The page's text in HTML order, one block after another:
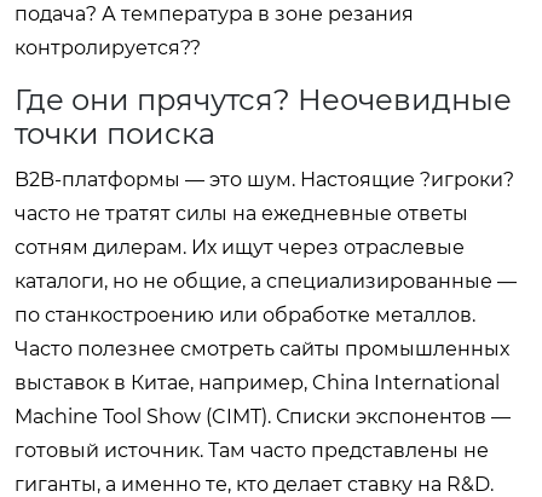
подача? А температура в зоне резания
контролируется??
Где они прячутся? Неочевидные
точки поиска
B2B-платформы — это шум. Настоящие ?игроки?
часто не тратят силы на ежедневные ответы
сотням дилерам. Их ищут через отраслевые
каталоги, но не общие, а специализированные —
по станкостроению или обработке металлов.
Часто полезнее смотреть сайты промышленных
выставок в Китае, например, China International
Machine Tool Show (CIMT). Списки экспонентов —
готовый источник. Там часто представлены не
гиганты, а именно те, кто делает ставку на R&D.